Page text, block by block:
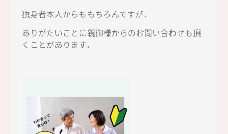
独身者本人からももちろんですが、
ありがたいことに親御様からのお問い合わせも頂
くことがあります。